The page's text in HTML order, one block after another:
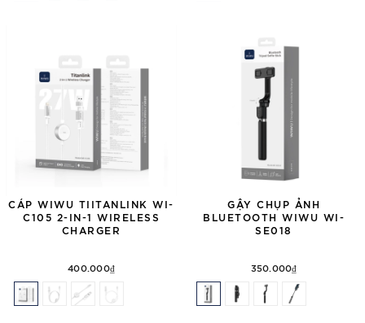
CÁP WIWU TIITANLINK WI-
C105 2-IN-1 WIRELESS
CHARGER
400.000₫
GẬY CHỤP ẢNH
BLUETOOTH WIWU WI-
SE018
350.000₫